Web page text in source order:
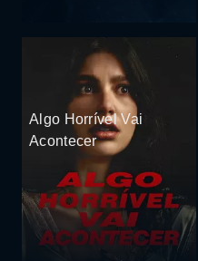
Algo Horrível Vai
Acontecer